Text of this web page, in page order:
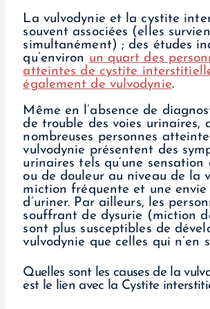
La vulvodynie et la cystite
souvent associées (elles
simultanément) ; des études
qu’environ un quart des
atteintes de cystite
également de vulvodynie.
Même en l’absence de
de trouble des voies urinaires,
nombreuses personnes
vulvodynie présentent des
urinaires tels qu’une sensation
ou de douleur au niveau de la
miction fréquente et une envie
d’uriner. Par ailleurs, les
souffrant de dysurie (miction
sont plus susceptibles de
vulvodynie que celles qui n’en
Quelles sont les causes de la
est le lien avec la Cystite